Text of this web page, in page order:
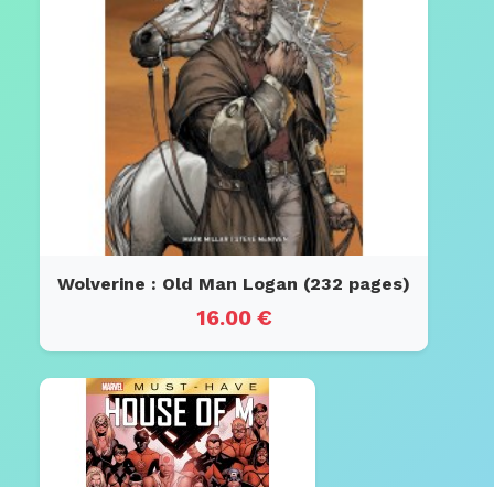
Wolverine : Old Man Logan (232 pages)
16.00 €